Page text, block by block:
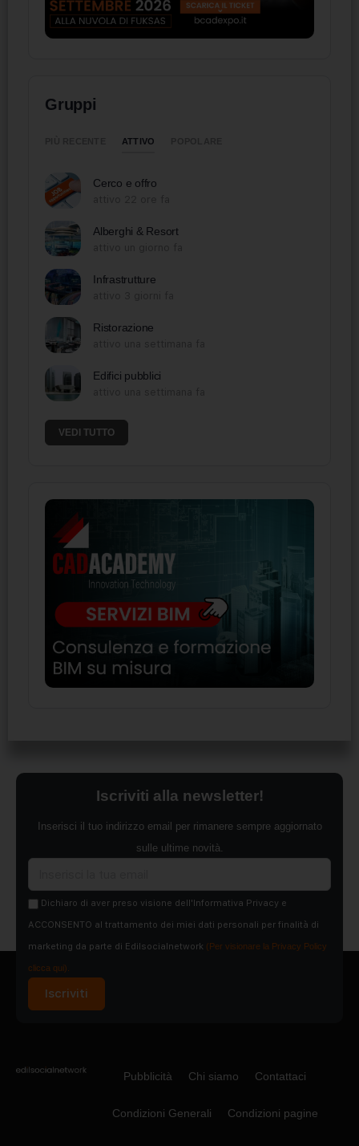
Gruppi
ATTIVO
Cerco e offro
Alberghi & Resort
Infrastrutture
Ristorazione
Edifici pubblici
VEDI TUTTO
Iscriviti alla newsletter!
Inserisci il tuo indirizzo email per rimanere sempre aggiornato
sulle ultime novità.
Dichiaro di aver preso visione dell'Informativa Privacy e
ACCONSENTO al trattamento dei miei dati personali per finalità di
marketing da parte di Edilsocialnetwork (Per visionare la Privacy Policy
clicca qui).
Iscriviti
Pubblicità Chi siamo Contattaci
Condizioni Generali Condizioni pagine